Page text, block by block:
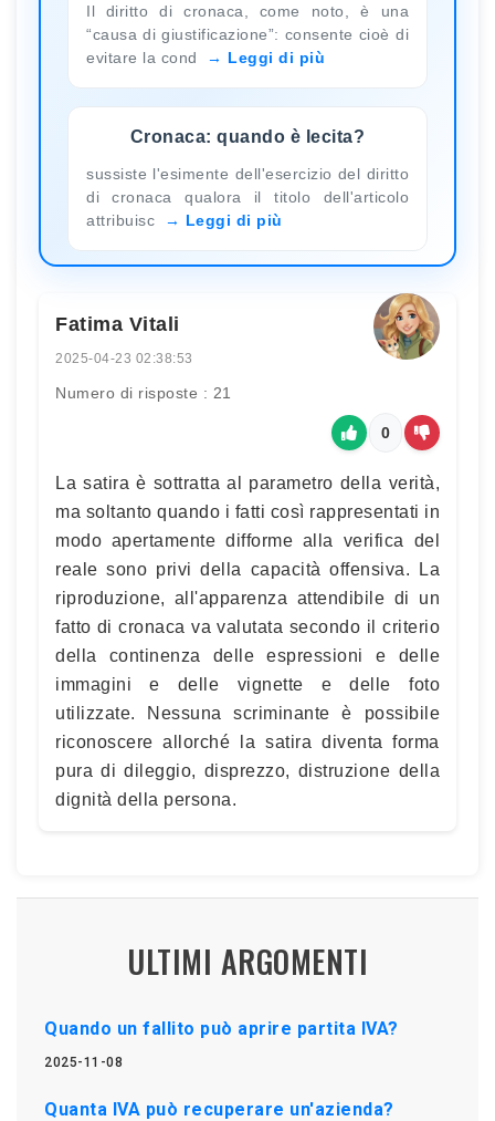
Il diritto di cronaca, come noto, è una
“causa di giustificazione”: consente cioè di
evitare la cond
Leggi di più
Cronaca: quando è lecita?
sussiste l'esimente dell'esercizio del diritto
di cronaca qualora il titolo dell'articolo
attribuisc
Leggi di più
Fatima Vitali
2025-04-23 02:38:53
Numero di risposte : 21
0
La satira è sottratta al parametro della verità,
ma soltanto quando i fatti così rappresentati in
modo apertamente difforme alla verifica del
reale sono privi della capacità offensiva. La
riproduzione, all'apparenza attendibile di un
fatto di cronaca va valutata secondo il criterio
della continenza delle espressioni e delle
immagini e delle vignette e delle foto
utilizzate. Nessuna scriminante è possibile
riconoscere allorché la satira diventa forma
pura di dileggio, disprezzo, distruzione della
dignità della persona.
ULTIMI ARGOMENTI
Quando un fallito può aprire partita IVA?
2025-11-08
Quanta IVA può recuperare un'azienda?